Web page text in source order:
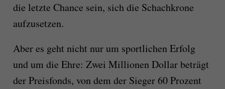
die letzte Chance sein, sich die Schachkrone
aufzusetzen.
Aber es geht nicht nur um sportlichen Erfolg
und um die Ehre: Zwei Millionen Dollar beträgt
der Preisfonds, von dem der Sieger 60 Prozent